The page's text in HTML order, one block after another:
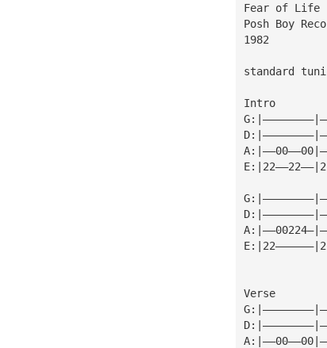
Fear of Life
Posh Boy
1982
Intro
Verse